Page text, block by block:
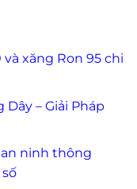
và xăng Ron 95 chi
Dây – Giải Pháp
an ninh thông